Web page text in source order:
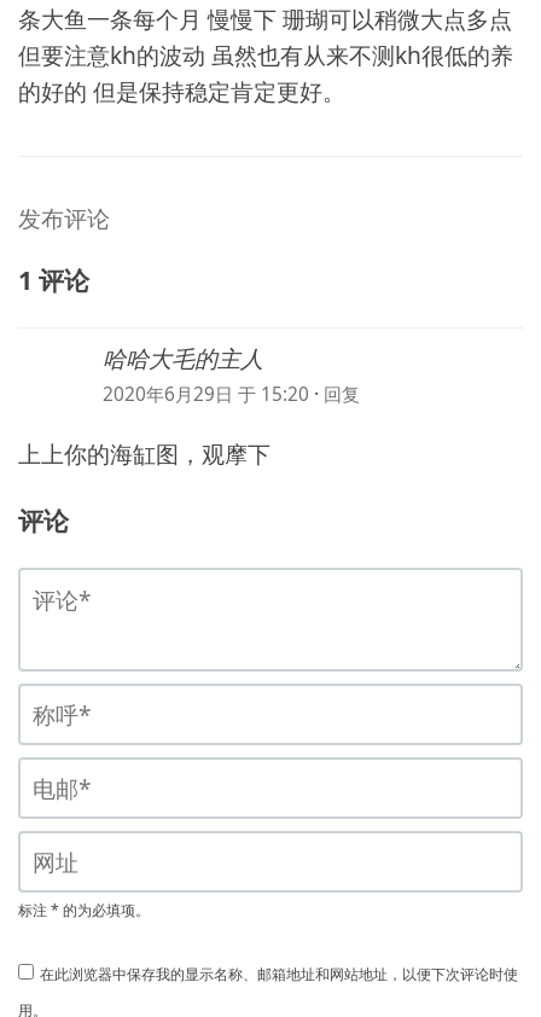
条大鱼一条每个月 慢慢下 珊瑚可以稍微大点多点
但要注意kh的波动 虽然也有从来不测kh很低的养
的好的 但是保持稳定肯定更好。
发布评论
1 评论
哈哈大毛的主人
2020年6月29日 于 15:20 · 回复
上上你的海缸图，观摩下
评论
标注 * 的为必填项。
在此浏览器中保存我的显示名称、邮箱地址和网站地址，以便下次评论时使
用。